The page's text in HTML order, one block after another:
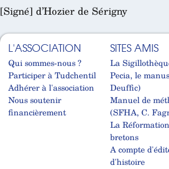
[Signé] d’Hozier de Sérigny
L'ASSOCIATION
Qui sommes-nous ?
Participer à Tudchentil
Adhérer à l'association
Nous soutenir
financièrement
SITES AMIS
La
Pecia, le
Deuffic)
Manuel de
(SFHA, C.
La
bretons
A compte
d'histoire